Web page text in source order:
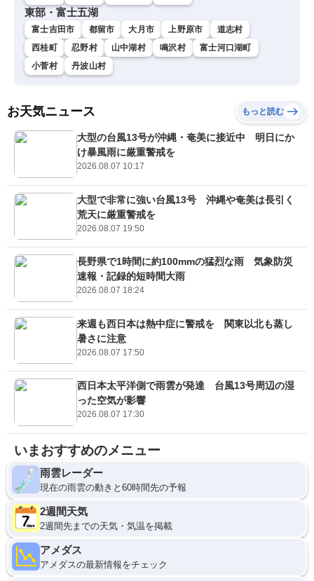
東部・富士五湖
富士吉田市 都留市 大月市 上野原市
道志村
西桂町
忍野村 山中湖村 鳴沢村
富士河口湖町
小菅村
丹波山村
お天気ニュース もっと読む
大型の台風13号が沖縄・奄美に接近中 明日にか
け暴風雨に厳重警戒を
2026.08.07 10:17
大型で非常に強い台風13号 沖縄や奄美は長引く
荒天に厳重警戒を
2026.08.07 19:50
長野県で1時間に約100mmの猛烈な雨 気象防災
速報・記録的短時間大雨
2026.08.07 18:24
来週も西日本は熱中症に警戒を 関東以北も蒸し
暑さに注意
2026.08.07 17:50
西日本太平洋側で雨雲が発達 台風13号周辺の湿
った空気が影響
2026.08.07 17:30
いまおすすめのメニュー
雨雲レーダー
現在の雨雲の動きと60時間先の予報
2週間天気
2週間先までの天気・気温を掲載
アメダス
アメダスの最新情報をチェック